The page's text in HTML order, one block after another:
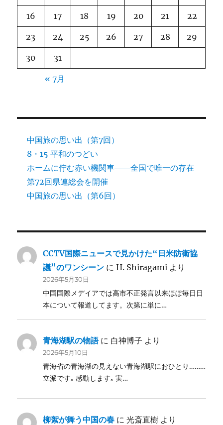
16 17 18 19 20 21 22
23 24 25 26 27 28 29
30 31
« 7月
中国旅の思い出（第7回）
8・15 平和のつどい
ホームに佇む赤い機関車――全国で唯一の存在
第72回県連総会を開催
中国旅の思い出（第6回）
CCTV国際ニュースで見かけた“日米防衛協
議”のワンシーン にH. Shiragami より
2026年5月30日
中国国際メデイアでは高市不正発言以来ほぼ毎日日
本について報道してます。次第に単に…
青海湖駅の物語に 白神博子 より
2026年5月10日
青海省の青海湖の見えない青海湖駅におひとり………
立派です｡ 感動します｡ 実…
柳絮が舞う中国の春 に光斎直樹 より